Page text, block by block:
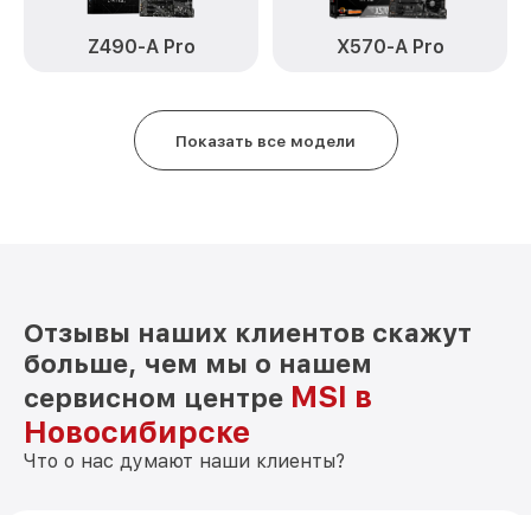
Z490-A Pro X570-A Pro
Показать все модели
Отзывы наших клиентов скажут
больше, чем мы о нашем
сервисном центре MSI в
Новосибирске
Что о нас думают наши клиенты?